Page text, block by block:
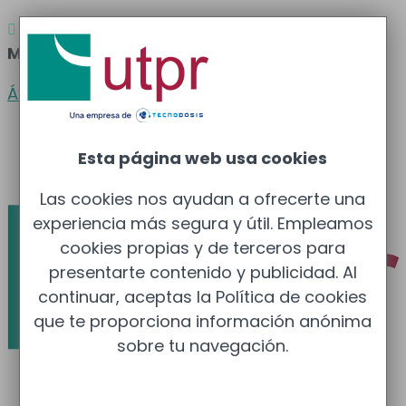
 Atención al cliente
Madrid: 910 211 975
Área clientes
Català
Esta página web usa cookies
Las cookies nos ayudan a ofrecerte una
experiencia más segura y útil. Empleamos
cookies propias y de terceros para
presentarte contenido y publicidad. Al
continuar, aceptas la Política de cookies
que te proporciona información anónima
sobre tu navegación.